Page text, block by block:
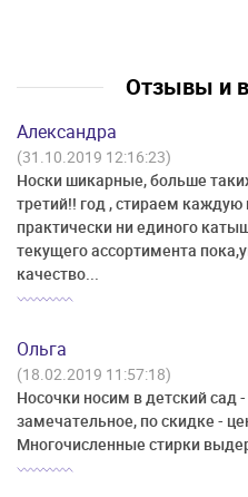
Отзывы и
Александра
(31.10.2019 12:16:23)
Носки шикарные, больше
третий!! год , стираем
практически ни единого
текущего ассортимента
качество...
Ольга
(18.02.2019 11:57:18)
Носочки носим в детский сад
замечательное, по скидке -
Многочисленные стирки